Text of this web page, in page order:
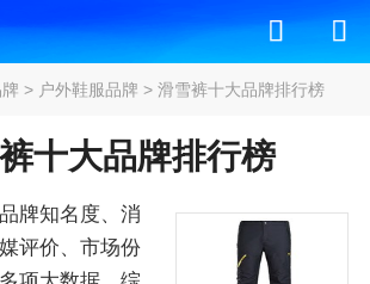
> 户外鞋服品牌 > 滑雪裤十大品牌排行榜
十大品牌排行榜
牌知名度、消
评价、市场份